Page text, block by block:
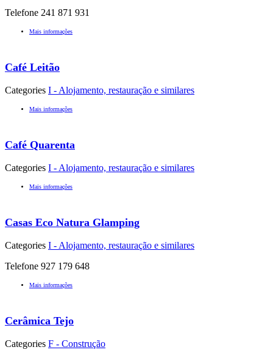
Telefone 241 871 931
Mais informações
Café Leitão
Categories I - Alojamento, restauração e similares
Mais informações
Café Quarenta
Categories I - Alojamento, restauração e similares
Mais informações
Casas Eco Natura Glamping
Categories I - Alojamento, restauração e similares
Telefone 927 179 648
Mais informações
Cerâmica Tejo
Categories F - Construção